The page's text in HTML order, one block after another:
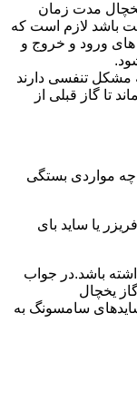
یخچال مدت زمان
داشته باشد)بیش از 10 ساعت باشد لازم است که
ورود و خروج و
مشکل تنفسی دارند
تا گاز قبلی از
چه مواردی بستگی
یا ساید بای
باشد.در جواب
یخچال
سامسونگ به